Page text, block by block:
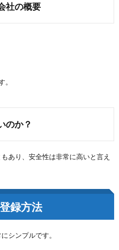
社の概要
。
のか？
あり、安全性は非常に高いと言え
録方法
シンプルです。